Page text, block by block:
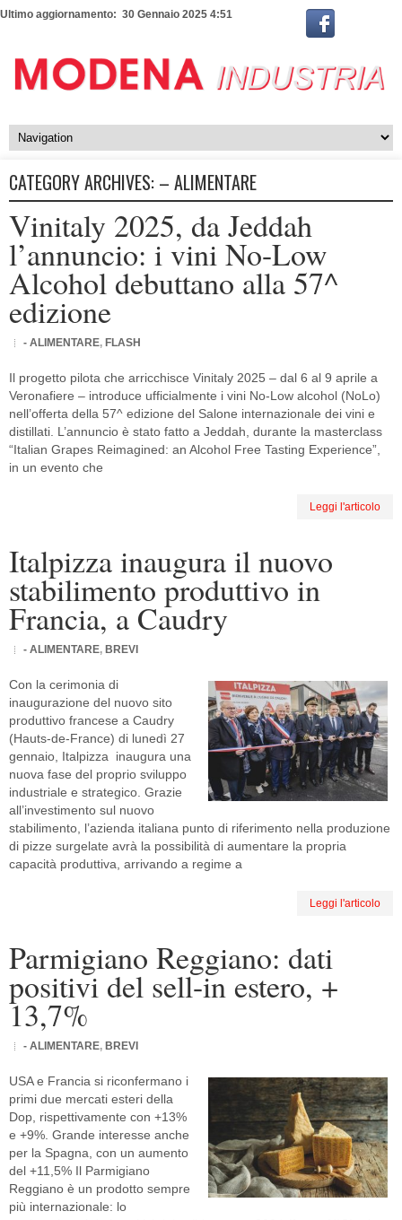
Ultimo aggiornamento: 30 Gennaio 2025 4:51
CATEGORY ARCHIVES: – ALIMENTARE
Vinitaly 2025, da Jeddah
l’annuncio: i vini No-Low
Alcohol debuttano alla 57^
edizione
- ALIMENTARE, FLASH
Il progetto pilota che arricchisce Vinitaly 2025 – dal 6 al 9 aprile a
Veronafiere – introduce ufficialmente i vini No-Low alcohol (NoLo)
nell’offerta della 57^ edizione del Salone internazionale dei vini e
distillati. L’annuncio è stato fatto a Jeddah, durante la masterclass
“Italian Grapes Reimagined: an Alcohol Free Tasting Experience”,
in un evento che
Leggi l'articolo
Italpizza inaugura il nuovo
stabilimento produttivo in
Francia, a Caudry
- ALIMENTARE, BREVI
Con la cerimonia di
inaugurazione del nuovo sito
produttivo francese a Caudry
(Hauts-de-France) di lunedì 27
gennaio, Italpizza inaugura una
nuova fase del proprio sviluppo
industriale e strategico. Grazie
all’investimento sul nuovo
stabilimento, l’azienda italiana punto di riferimento nella produzione
di pizze surgelate avrà la possibilità di aumentare la propria
capacità produttiva, arrivando a regime a
Leggi l'articolo
Parmigiano Reggiano: dati
positivi del sell-in estero, +
13,7%
- ALIMENTARE, BREVI
USA e Francia si riconfermano i
primi due mercati esteri della
Dop, rispettivamente con +13%
e +9%. Grande interesse anche
per la Spagna, con un aumento
del +11,5% Il Parmigiano
Reggiano è un prodotto sempre
più internazionale: lo